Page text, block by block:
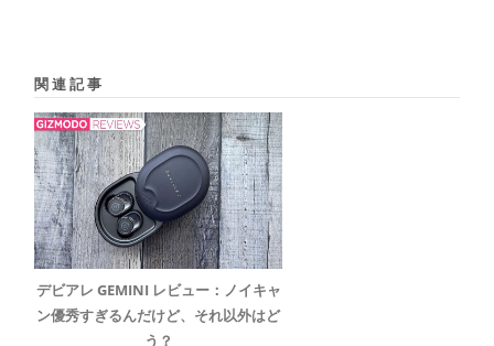
関連記事
デビアレ GEMINI レビュー：ノイキャ
ン優秀すぎるんだけど、それ以外はど
う？